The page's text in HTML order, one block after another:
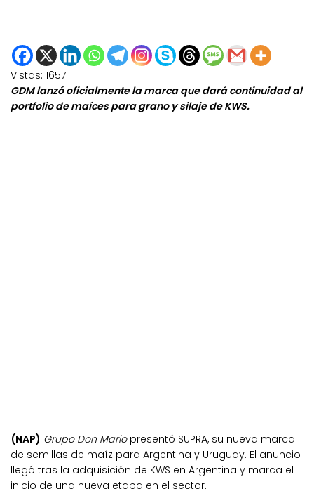
Vistas: 1657
GDM lanzó oficialmente la marca que dará continuidad al
portfolio de maíces para grano y silaje de KWS.
(NAP) Grupo Don Mariopresentó SUPRA, su nueva marca
de semillas de maíz para Argentina y Uruguay. El anuncio
llegó tras la adquisición de KWS en Argentina y marca el
inicio de una nueva etapa en el sector.